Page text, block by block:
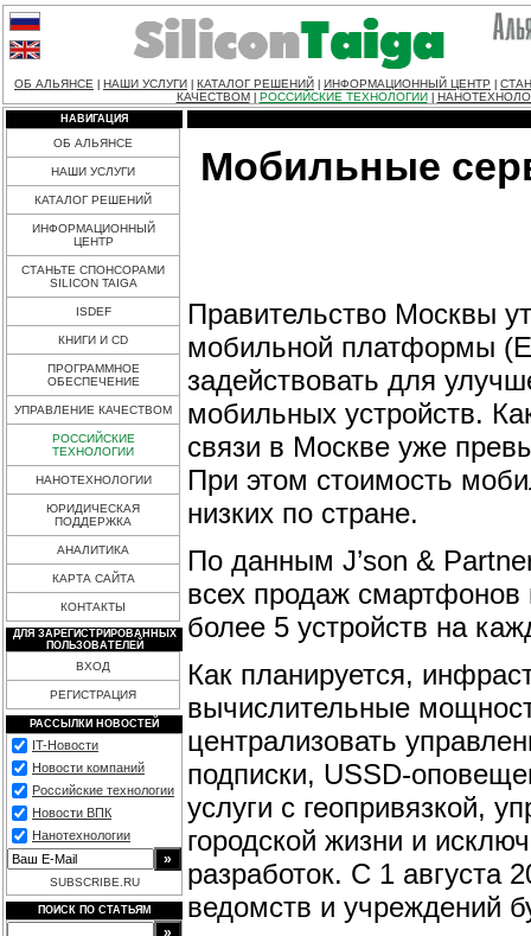
ОБ АЛЬЯНСЕ НАШИ УСЛУГИ КАТАЛОГ РЕШЕНИЙ ИНФОРМАЦИОННЫЙ ЦЕНТР
КАЧЕСТВОМ
РОССИЙСКИЕ ТЕХНОЛОГИИ
НАВИГАЦИЯ
ОБ АЛЬЯНСЕ
НАШИ УСЛУГИ
КАТАЛОГ РЕШЕНИЙ
ИНФОРМАЦИОННЫЙ
ЦЕНТР
СТАНЬТЕ СПОНСОРАМИ
SILICON TAIGA
ISDEF
КНИГИ И CD
ПРОГРАММНОЕ
ОБЕСПЕЧЕНИЕ
УПРАВЛЕНИЕ КАЧЕСТВОМ
РОССИЙСКИЕ
ТЕХНОЛОГИИ
НАНОТЕХНОЛОГИИ
ЮРИДИЧЕСКАЯ
ПОДДЕРЖКА
АНАЛИТИКА
КАРТА САЙТА
КОНТАКТЫ
ДЛЯ ЗАРЕГИСТРИРОВАННЫХ
ПОЛЬЗОВАТЕЛЕЙ
ВХОД
РЕГИСТРАЦИЯ
РАССЫЛКИ НОВОСТЕЙ
IT-Новости
Новости компаний
Российские технологии
Новости ВПК
Нанотехнологии
SUBSCRIBE.RU
ПОИСК ПО СТАТЬЯМ
Мобильные
Правительство Москвы
мобильной платформы
задействовать для
мобильных устройств.
связи в Москве уже
При этом стоимость
низких по стране.
По данным J’son &
всех продаж
более 5 устройств на
Как планируется,
вычислительные
централизовать
подписки, USSD-
услуги с геопривязкой,
городской жизни и
разработок. С 1 августа
ведомств и учреждений